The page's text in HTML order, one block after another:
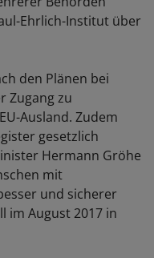
Ehrlich-Institut über
den Plänen bei
Zugang zu
Ausland. Zudem
gesetzlich
Hermann Gröhe
mit
und sicherer
im August 2017 in